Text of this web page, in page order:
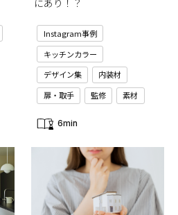
Instagram事例
キッチンカラー
デザイン集
内装材
扉・取手
監修 素材
6min